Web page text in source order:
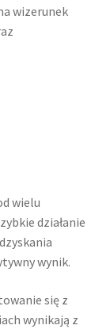
wizerunek
wielu
działanie
wynik.
się z
wynikają z